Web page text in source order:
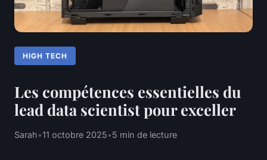
HIGH TECH
Les compétences essentielles du
lead data scientist pour exceller
Sarah•11 octobre 2025•5 min de lecture